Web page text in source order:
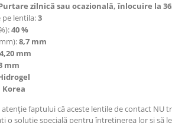
zilnică sau ocazională, înlocuire la
lentila:3
40 %
8,7 mm
mm
mm
atenție faptului că aceste lentile de contact
o soluție specială pentru întreținerea lor și să